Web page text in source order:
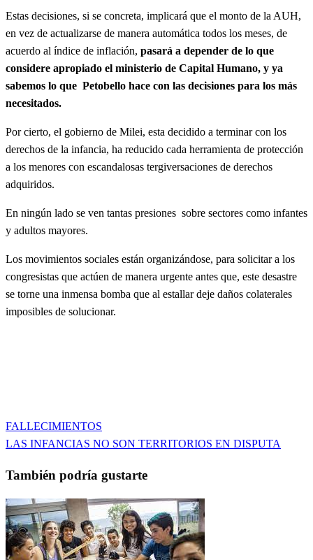
Estas decisiones, si se concreta, implicará que el monto de la AUH,
en vez de actualizarse de manera automática todos los meses, de
acuerdo al índice de inflación, pasará a depender de lo que
considere apropiado el ministerio de Capital Humano, y ya
sabemos lo que Petobello hace con las decisiones para los más
necesitados.
Por cierto, el gobierno de Milei, esta decidido a terminar con los
derechos de la infancia, ha reducido cada herramienta de protección
a los menores con escandalosas tergiversaciones de derechos
adquiridos.
En ningún lado se ven tantas presiones sobre sectores como infantes
y adultos mayores.
Los movimientos sociales están organizándose, para solicitar a los
congresistas que actúen de manera urgente antes que, este desastre
se torne una inmensa bomba que al estallar deje daños colaterales
imposibles de solucionar.
Navegación
entradas
Entrada
anterior
FALLECIMIENTOS
Entrada
LAS INFANCIAS NO SON TERRITORIOS EN DISPUTA
También podría gustarte